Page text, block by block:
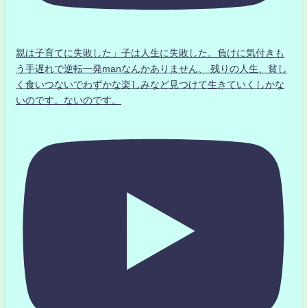
親は子育てに失敗した」子は人生に失敗した。負けに気付きも
う手遅れで逆転一発manなんかありません、 残りの人生、貧し
く食いつないでわずかな楽しみなど見つけて生きていくしかな
いのです。ないのです。